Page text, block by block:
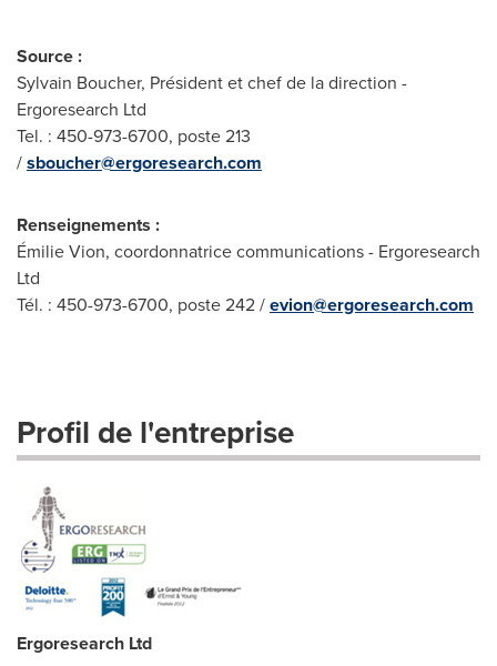
Source :
Sylvain Boucher, Président et chef de la direction -
Ergoresearch Ltd
Tel. : 450-973-6700, poste 213
/sboucher@ergoresearch.com
Renseignements :
Émilie Vion, coordonnatrice communications - Ergoresearch
Ltd
Tél. : 450-973-6700, poste 242 /evion@ergoresearch.com
Profil de l'entreprise
Ergoresearch Ltd